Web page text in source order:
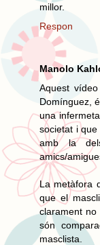
millor.
Respon
Manolo
Aquest
Domínguez,
una
societat i
amb la
amics/
La metàfora
que el
clarament
són
masclista.